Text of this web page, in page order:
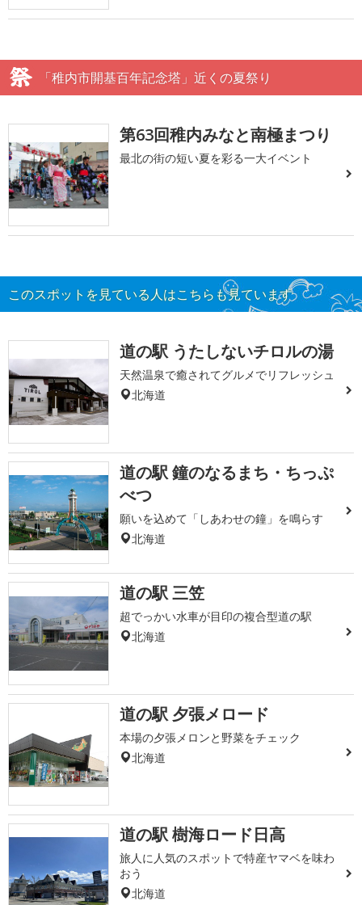
「稚内市開基百年記念塔」近くの夏祭り
第63回稚内みなと南極まつり
最北の街の短い夏を彩る一大イベント
このスポットを見ている人はこちらも見ています
道の駅 うたしないチロルの湯
天然温泉で癒されてグルメでリフレッシュ
北海道
道の駅 鐘のなるまち・ちっぷ
べつ
願いを込めて「しあわせの鐘」を鳴らす
北海道
道の駅 三笠
超でっかい水車が目印の複合型道の駅
北海道
道の駅 夕張メロード
本場の夕張メロンと野菜をチェック
北海道
道の駅 樹海ロード日高
旅人に人気のスポットで特産ヤマベを味わ
おう
北海道